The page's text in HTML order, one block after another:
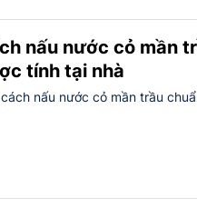
nấu nước cỏ mần
tính tại nhà
nấu nước cỏ mần trầu